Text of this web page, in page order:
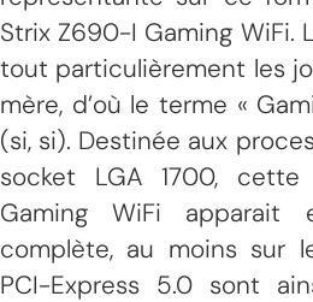
Strix Z690-I Gaming WiFi.
tout particulièrement les
mère, d’où le terme «
(si, si). Destinée aux
socket LGA 1700,
Gaming WiFi
complète, au moins sur
PCI-Express 5.0 sont